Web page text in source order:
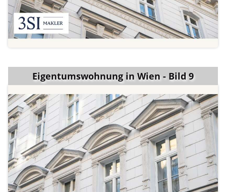
Eigentumswohnung in Wien - Bild 9